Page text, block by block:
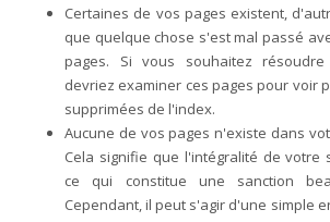
Certaines de vos pages existent,
que quelque chose s'est mal passé
pages. Si vous souhaitez
devriez examiner ces pages pour voir
supprimées de l'index.
Aucune de vos pages n'existe dans
Cela signifie que l'intégralité de votre
ce qui constitue une sanction
Cependant, il peut s'agir d'une simple